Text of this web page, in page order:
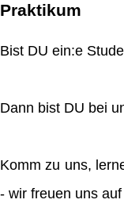
Praktikum
Bist DU ein:e
Dann bist DU bei
Komm zu uns,
- wir freuen uns